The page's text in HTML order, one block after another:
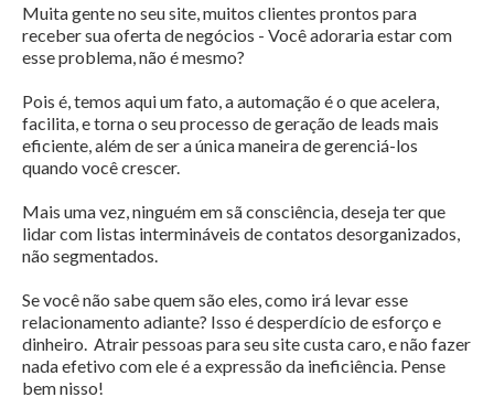
Muita gente no seu site, muitos clientes prontos para
receber sua oferta de negócios - Você adoraria estar com
esse problema, não é mesmo?
Pois é, temos aqui um fato, a automação é o que acelera,
facilita, e torna o seu processo de geração de leads mais
eficiente, além de ser a única maneira de gerenciá-los
quando você crescer.
Mais uma vez, ninguém em sã consciência, deseja ter que
lidar com listas intermináveis de contatos desorganizados,
não segmentados.
Se você não sabe quem são eles, como irá levar esse
relacionamento adiante? Isso é desperdício de esforço e
dinheiro. Atrair pessoas para seu site custa caro, e não fazer
nada efetivo com ele é a expressão da ineficiência. Pense
bem nisso!